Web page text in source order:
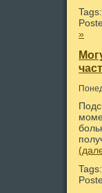
Tags:
»
Tags: